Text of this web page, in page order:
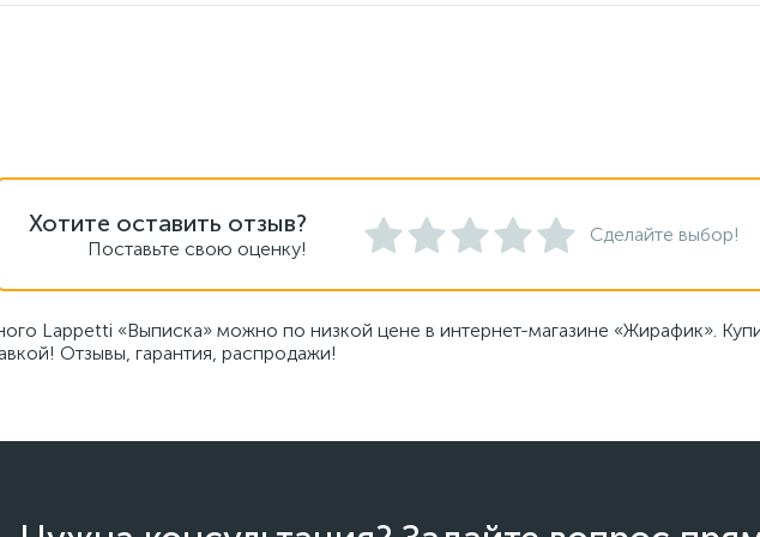
Хотите оставить отзыв?
Поставьте свою оценку!
Сделайте выбор!
Lappetti «Выписка» можно по низкой цене в интернет-магазине «Жирафик».
Отзывы, гарантия, распродажи!